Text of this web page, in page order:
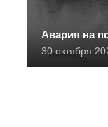
Авария на
30 октября